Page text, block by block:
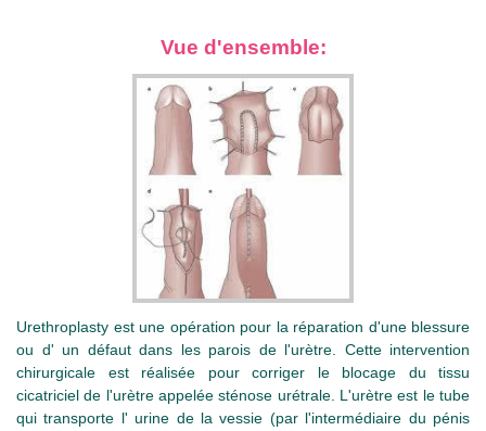
Vue d'ensemble:
Urethroplasty est une opération pour la réparation d'une blessure
ou d' un défaut dans les parois de l'urètre. Cette intervention
chirurgicale est réalisée pour corriger le blocage du tissu
cicatriciel de l'urètre appelée sténose urétrale. L'urètre est le tube
qui transporte l' urine de la vessie (par l'intermédiaire du pénis